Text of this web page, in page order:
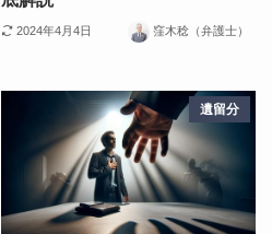
2024年4月4日 窪木稔（弁護士）
遺留分